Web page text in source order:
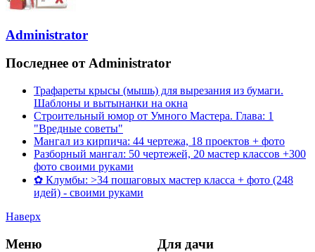
Administrator
Последнее от Administrator
Трафареты крысы (мышь) для вырезания из бумаги.
Шаблоны и вытынанки на окна
Строительный юмор от Умного Мастера. Глава: 1
"Вредные советы"
Мангал из кирпича: 44 чертежа, 18 проектов + фото
Разборный мангал: 50 чертежей, 20 мастер классов +300
фото своими руками
✿ Клумбы: >34 пошаговых мастер класса + фото (248
идей) - своими руками
Наверх
Меню Для дачи